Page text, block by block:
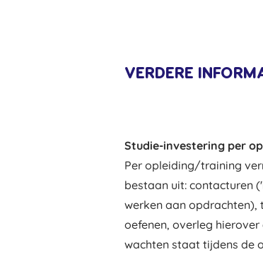
VERDERE
Studie-investering per
Per opleiding/training
bestaan uit: contacturen
werken aan
oefenen, overleg
wachten staat tijdens de